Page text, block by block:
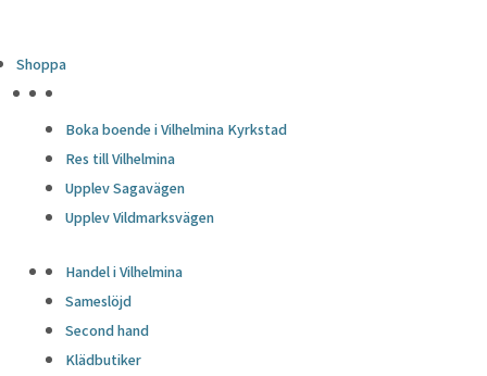
Shoppa
Boka boende i Vilhelmina Kyrkstad
Res till Vilhelmina
Upplev Sagavägen
Upplev Vildmarksvägen
Handel i Vilhelmina
Sameslöjd
Second hand
Klädbutiker